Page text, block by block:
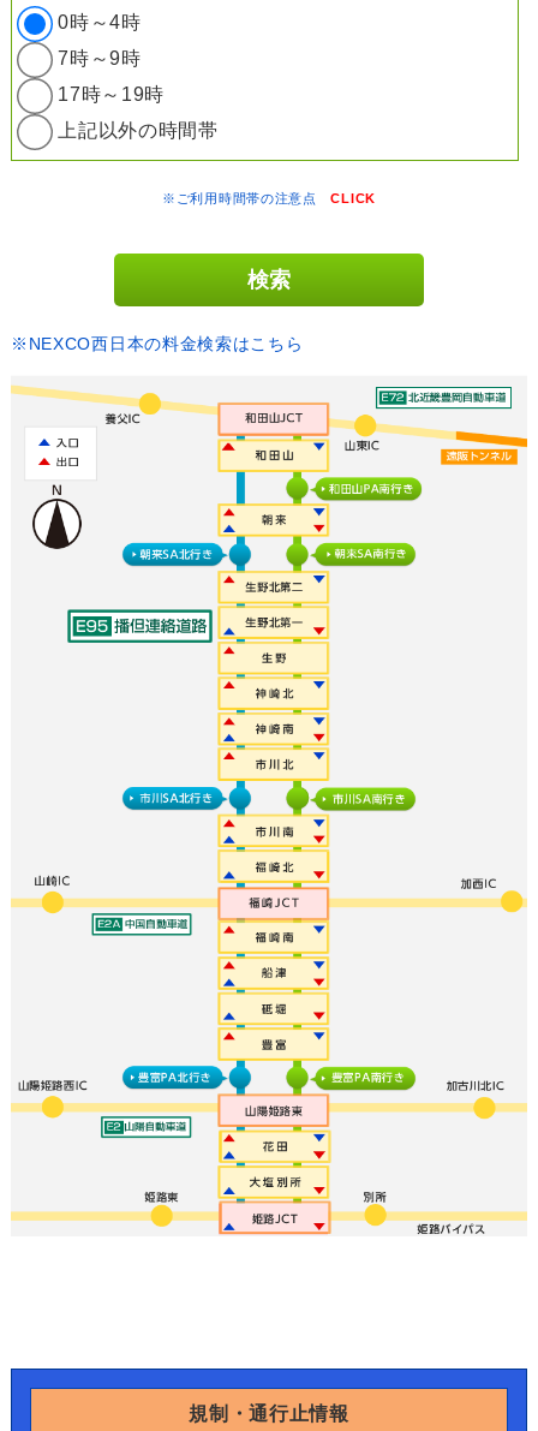
0時～4時
7時～9時
17時～19時
上記以外の時間帯
※ご利用時間帯の注意点CLICK
※NEXCO西日本の料金検索はこちら
規制・通行止情報